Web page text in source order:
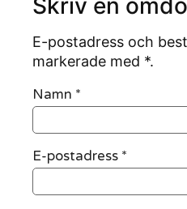
Skriv en
E-postadress och
markerade med *.
Namn *
E-postadress *